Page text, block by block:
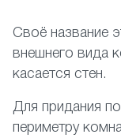
Своё название
внешнего вида
касается стен.
Для придания
периметру